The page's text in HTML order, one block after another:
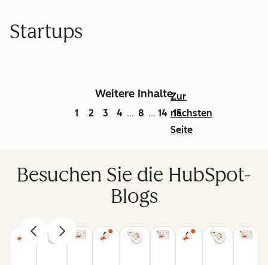
Startups
Weitere Inhalte
1 2 3 4 ... 8 ... 14 15
Zur
nächsten
Seite
Besuchen Sie die HubSpot-
Blogs